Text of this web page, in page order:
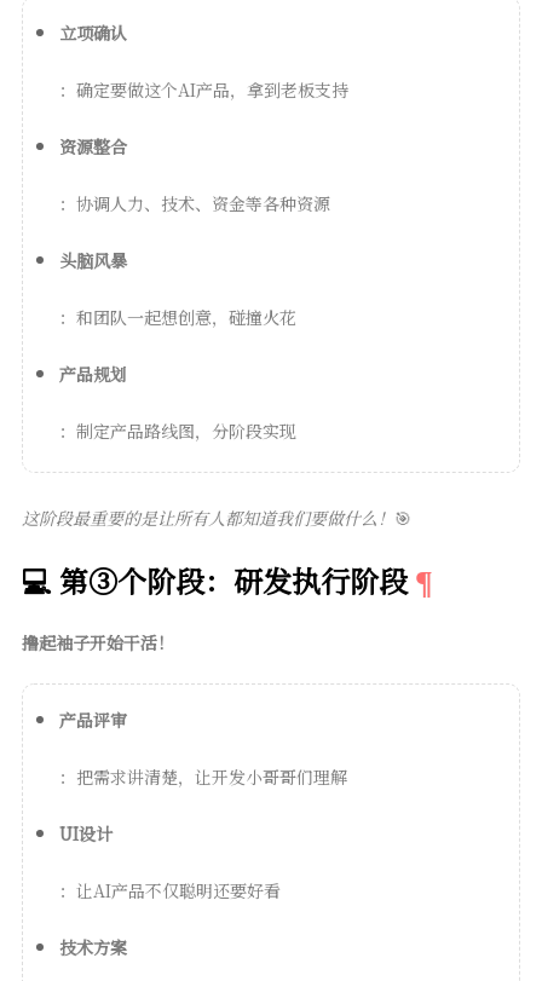
立项确认
：确定要做这个AI产品，拿到老板支持
资源整合
：协调人力、技术、资金等各种资源
头脑风暴
：和团队一起想创意，碰撞火花
产品规划
：制定产品路线图，分阶段实现
这阶段最重要的是让所有人都知道我们要做什么！ 🎯
💻 第③个阶段：研发执行阶段
撸起袖子开始干活！
产品评审
：把需求讲清楚，让开发小哥哥们理解
UI设计
：让AI产品不仅聪明还要好看
技术方案